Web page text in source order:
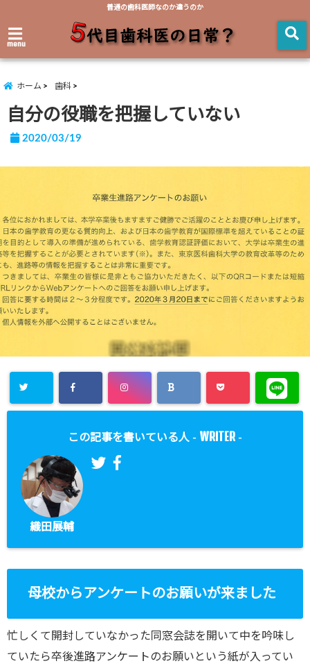
普通の歯科医師なのか違うのか
menu
ホーム 歯科
自分の役職を把握していない
2020/03/19
この記事を書いている人 - WRITER -
織田展輔
母校からアンケートのお願いが来ました
忙しくて開封していなかった同窓会誌を開いて中を吟味し
ていたら卒後進路アンケートのお願いという紙が入ってい